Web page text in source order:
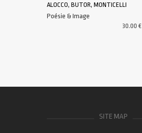
AJOUTER AU PANIER
ALOCCO, BUTOR, MONTICELLI
Poésie & Image
30.00€
SITE MAP